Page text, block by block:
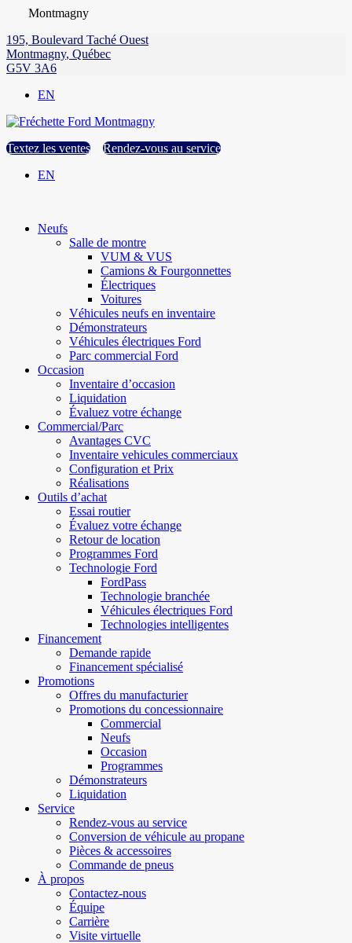
Montmagny
195, Boulevard Taché Ouest
Montmagny, Québec
G5V 3A6
EN
Textez les ventes
Rendez-vous au service
EN
Neufs
Salle de montre
VUM & VUS
Camions & Fourgonnettes
Électriques
Voitures
Véhicules neufs en inventaire
Démonstrateurs
Véhicules électriques Ford
Parc commercial Ford
Occasion
Inventaire d’occasion
Liquidation
Évaluez votre échange
Commercial/Parc
Avantages CVC
Inventaire vehicules commerciaux
Configuration et Prix
Réalisations
Outils d’achat
Essai routier
Évaluez votre échange
Retour de location
Programmes Ford
Technologie Ford
FordPass
Technologie branchée
Véhicules électriques Ford
Technologies intelligentes
Financement
Demande rapide
Financement spécialisé
Promotions
Offres du manufacturier
Promotions du concessionnaire
Commercial
Neufs
Occasion
Programmes
Démonstrateurs
Liquidation
Service
Rendez-vous au service
Conversion de véhicule au propane
Pièces & accessoires
Commande de pneus
À propos
Contactez-nous
Équipe
Carrière
Visite virtuelle